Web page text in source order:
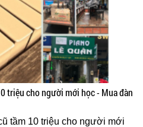
triệu cho người mới học - Mua đàn
tầm 10 triệu cho người mới